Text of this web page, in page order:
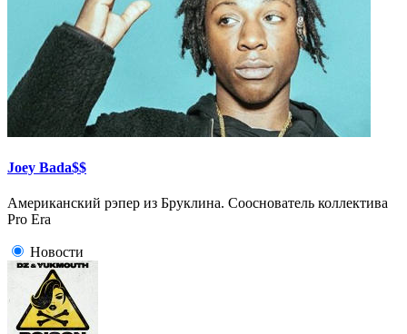
Joey Bada$$
Американский рэпер из Бруклина. Сооснователь коллектива
Pro Era
Новости